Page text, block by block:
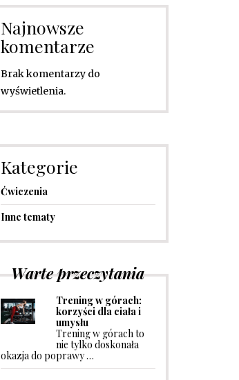
Najnowsze
komentarze
Brak komentarzy do
wyświetlenia.
Kategorie
Ćwiczenia
Inne tematy
Warte przeczytania
Trening w górach:
korzyści dla ciała i
umysłu
Trening w górach to
nie tylko doskonała
okazja do poprawy …